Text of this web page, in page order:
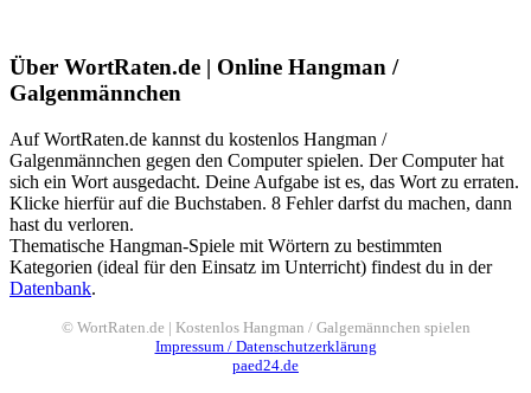
Über WortRaten.de | Online Hangman /
Galgenmännchen
Auf WortRaten.de kannst du kostenlos Hangman /
Galgenmännchen gegen den Computer spielen. Der Computer hat
sich ein Wort ausgedacht. Deine Aufgabe ist es, das Wort zu erraten.
Klicke hierfür auf die Buchstaben. 8 Fehler darfst du machen, dann
hast du verloren.
Thematische Hangman-Spiele mit Wörtern zu bestimmten
Kategorien (ideal für den Einsatz im Unterricht) findest du in der
Datenbank.
© WortRaten.de | Kostenlos Hangman / Galgemännchen spielen
Impressum / Datenschutzerklärung
paed24.de